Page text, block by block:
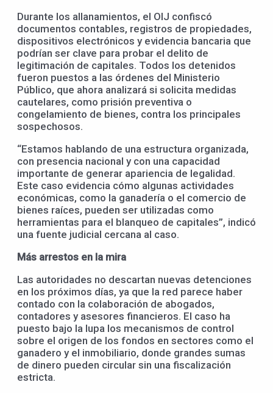
Durante los allanamientos, el OIJ confiscó
documentos contables, registros de propiedades,
dispositivos electrónicos y evidencia bancaria que
podrían ser clave para probar el delito de
legitimación de capitales. Todos los detenidos
fueron puestos a las órdenes del Ministerio
Público, que ahora analizará si solicita medidas
cautelares, como prisión preventiva o
congelamiento de bienes, contra los principales
sospechosos.
“Estamos hablando de una estructura organizada,
con presencia nacional y con una capacidad
importante de generar apariencia de legalidad.
Este caso evidencia cómo algunas actividades
económicas, como la ganadería o el comercio de
bienes raíces, pueden ser utilizadas como
herramientas para el blanqueo de capitales”, indicó
una fuente judicial cercana al caso.
Más arrestos en la mira
Las autoridades no descartan nuevas detenciones
en los próximos días, ya que la red parece haber
contado con la colaboración de abogados,
contadores y asesores financieros. El caso ha
puesto bajo la lupa los mecanismos de control
sobre el origen de los fondos en sectores como el
ganadero y el inmobiliario, donde grandes sumas
de dinero pueden circular sin una fiscalización
estricta.